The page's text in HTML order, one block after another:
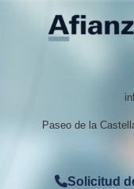
Paseo de la
Solicitud